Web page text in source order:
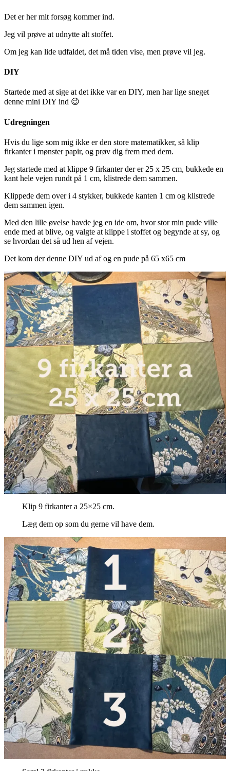
Det er her mit forsøg kommer ind.
Jeg vil prøve at udnytte alt stoffet.
Om jeg kan lide udfaldet, det må tiden vise, men prøve vil jeg.
DIY
Startede med at sige at det ikke var en DIY, men har lige sneget
denne mini DIY ind 😉
Udregningen
Hvis du lige som mig ikke er den store matematikker, så klip
firkanter i mønster papir, og prøv dig frem med dem.
Jeg startede med at klippe 9 firkanter der er 25 x 25 cm, bukkede en
kant hele vejen rundt på 1 cm, klistrede dem sammen.
Klippede dem over i 4 stykker, bukkede kanten 1 cm og klistrede
dem sammen igen.
Med den lille øvelse havde jeg en ide om, hvor stor min pude ville
ende med at blive, og valgte at klippe i stoffet og begynde at sy, og
se hvordan det så ud hen af vejen.
Det kom der denne DIY ud af og en pude på 65 x65 cm
Klip 9 firkanter a 25×25 cm.
Læg dem op som du gerne vil have dem.